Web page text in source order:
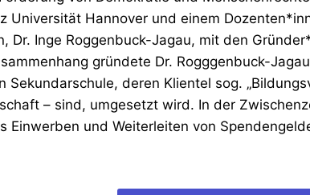
Universität Hannover und einem
Dr. Inge Roggenbuck-Jagau, mit den
gründete Dr. Rogggenbuck-
deren Klientel sog.
– sind, umgesetzt wird. In der
und Weiterleiten von